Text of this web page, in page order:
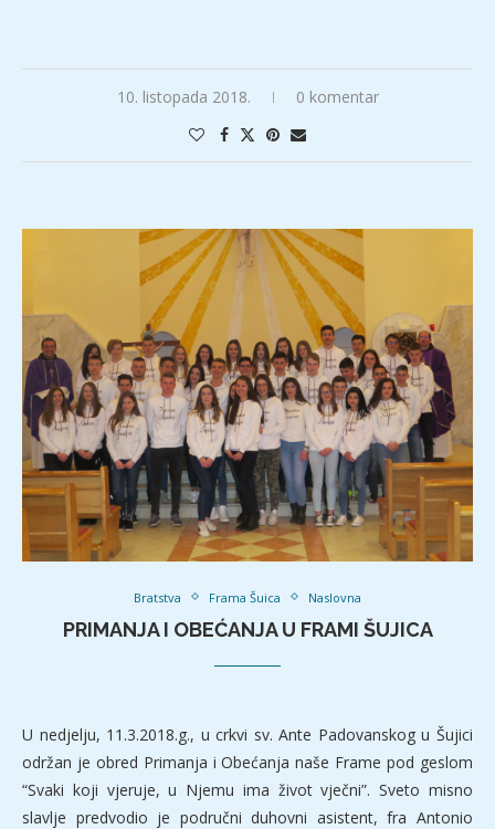
10. listopada 2018. 0 komentar
Bratstva Frama Šuica Naslovna
PRIMANJA I OBEĆANJA U FRAMI ŠUJICA
U nedjelju, 11.3.2018.g., u crkvi sv. Ante Padovanskog u Šujici
održan je obred Primanja i Obećanja naše Frame pod geslom
“Svaki koji vjeruje, u Njemu ima život vječni”. Sveto misno
slavlje predvodio je područni duhovni asistent, fra Antonio